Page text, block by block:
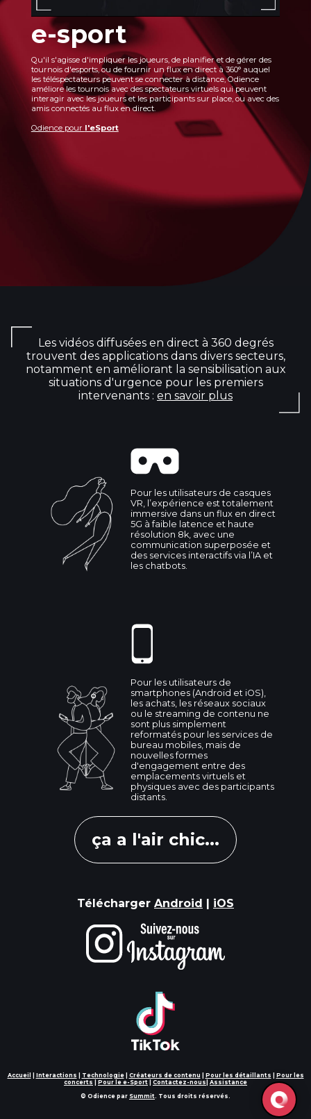
e-sport
Qu'il s'agisse d'impliquer les joueurs, de planifier et de gérer des
tournois d'esports, ou de fournir un flux en direct à 360° auquel
les téléspectateurs peuvent se connecter à distance, Odience
améliore les tournois avec des spectateurs virtuels qui peuvent
interagir avec les joueurs et les participants sur place, ou avec des
amis connectés au flux en direct.
Odience pour l'eSport
Les vidéos diffusées en direct à 360 degrés
trouvent des applications dans divers secteurs,
notamment en améliorant la sensibilisation aux
situations d'urgence pour les premiers
intervenants : en savoir plus
Pour les utilisateurs de casques
VR, l’expérience est totalement
immersive dans un flux en direct
5G à faible latence et haute
résolution 8k, avec une
communication superposée et
des services interactifs via l’IA et
les chatbots.
Pour les utilisateurs de
smartphones (Android et iOS),
les achats, les réseaux sociaux
ou le streaming de contenu ne
sont plus simplement
reformatés pour les services de
bureau mobiles, mais de
nouvelles formes
d'engagement entre des
emplacements virtuels et
physiques avec des participants
distants.
ça a l'air chic...
Télécharger Android iOS
Accueil Interactions Technologie| Créateurs de contenu Pour les détaillants
Pour les
concerts
Pour le e-Sport Contactez-nous Assistance
© Odience par Summit . Tous droits réservés.